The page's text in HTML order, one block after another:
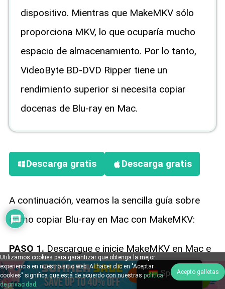
dispositivo. Mientras que MakeMKV sólo
proporciona MKV, lo que ocuparía mucho
espacio de almacenamiento. Por lo tanto,
VideoByte BD-DVD Ripper tiene un
rendimiento superior si necesita copiar
docenas de Blu-ray en Mac.
Descarga gratis Descarga gratis
A continuación, veamos la sencilla guía sobre
cómo copiar Blu-ray en Mac con MakeMKV:
PASO 1. Descargue e inicie MakeMKV en Mac e
inserte su disco Blu-ray en la unidad.Spanish
Utilizamos cookies para garantizar que obtenga la mejor
experiencia en nuestro sitio web. Al hacer clic en "Aceptar
cookies" significa que está de acuerdo con nuestraspolítica
de privacidad
Acepto galletas